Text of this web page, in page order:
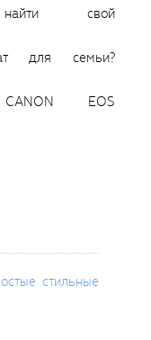
свой
для семьи?
EOS
стильные